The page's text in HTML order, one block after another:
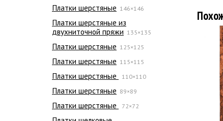
Платки шерстяные 146×146
Платки шерстяные из
двухниточной пряжи 135×135
Платки шерстяные 125×125
Платки шерстяные 115×115
Платки шерстяные 110×110
Платки шерстяные 89×89
Платки шерстяные 72×72